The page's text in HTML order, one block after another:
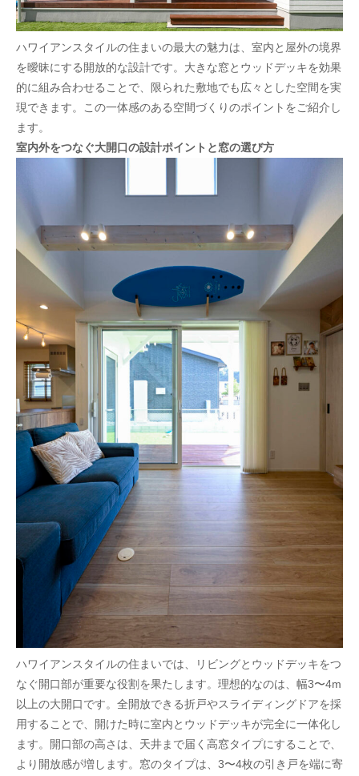
ハワイアンスタイルの住まいの最大の魅力は、室内と屋外の境界
を曖昧にする開放的な設計です。大きな窓とウッドデッキを効果
的に組み合わせることで、限られた敷地でも広々とした空間を実
現できます。この一体感のある空間づくりのポイントをご紹介し
ます。
室内外をつなぐ大開口の設計ポイントと窓の選び方
ハワイアンスタイルの住まいでは、リビングとウッドデッキをつ
なぐ開口部が重要な役割を果たします。理想的なのは、幅3〜4m
以上の大開口です。全開放できる折戸やスライディングドアを採
用することで、開けた時に室内とウッドデッキが完全に一体化し
ます。開口部の高さは、天井まで届く高窓タイプにすることで、
より開放感が増します。窓のタイプは、3〜4枚の引き戸を端に寄